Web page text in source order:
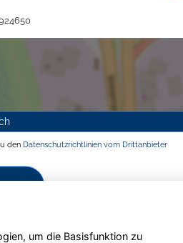
den Datenschutzrichtlinien vom Drittanbieter
um die Basisfunktion zu